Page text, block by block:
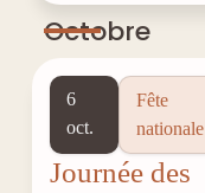
Octobre
6
oct.
Fête
nationale
Journée des